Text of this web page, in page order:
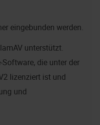
eingebunden werden.
unterstützt.
Software, die unter der
lizenziert ist und
und